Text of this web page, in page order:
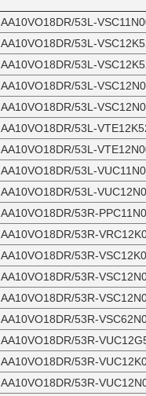
AA10VO18DR/53L-
AA10VO18DR/53L-
AA10VO18DR/53L-
AA10VO18DR/53L-
AA10VO18DR/53L-
AA10VO18DR/53L-
AA10VO18DR/53L-
AA10VO18DR/53L-
AA10VO18DR/53L-
AA10VO18DR/53R-
AA10VO18DR/53R-
AA10VO18DR/53R-
AA10VO18DR/53R-
AA10VO18DR/53R-
AA10VO18DR/53R-
AA10VO18DR/53R-
AA10VO18DR/53R-
AA10VO18DR/53R-